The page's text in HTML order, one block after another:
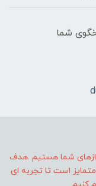
ساعت 10 الی 22 پاسخگوی شما
شما هستیم .هدف
است تا تجربه ای